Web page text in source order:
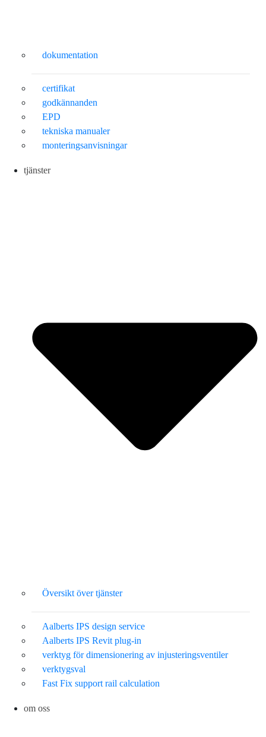
dokumentation
certifikat
godkännanden
EPD
tekniska manualer
monteringsanvisningar
tjänster
Översikt över tjänster
Aalberts IPS design service
Aalberts IPS Revit plug-in
verktyg för dimensionering av injusteringsventiler
verktygsval
Fast Fix support rail calculation
om oss